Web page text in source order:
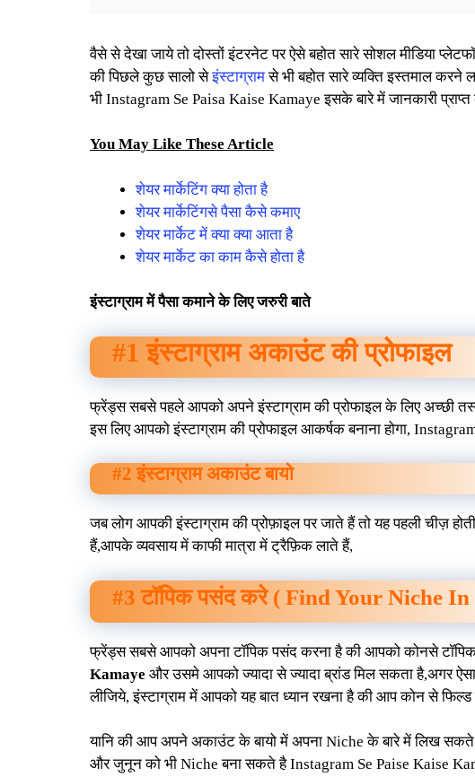
वैसे से देखा जाये तो दोस्तों इंटरनेट पर ऐसे बहोत सारे सोशल मीडिया
की पिछले कुछ सालो सेइंस्टाग्रामसे भी बहोत सारे व्यक्ति इस्तमाल
भी Instagram Se Paisa Kaise Kamaye इसके बारे में जानकारी
You May Like These Article
शेयर मार्केटिंग क्या होता है
शेयर मार्केटिंगसे पैसा कैसे कमाए
शेयर मार्केट में क्या क्या आता है
शेयर मार्केट का काम कैसे होता है
इंस्टाग्राम में पैसा कमाने के लिए जरुरी बाते
#1 इंस्टाग्राम अकाउंट की प्रोफाइल
फ्रेंड्स सबसे पहले आपको अपने इंस्टाग्राम की प्रोफाइल के लिए अच्छी
इस लिए आपको इंस्टाग्राम की प्रोफाइल आकर्षक बनाना होगा,
#2 इंस्टाग्राम अकाउंट बायो
जब लोग आपकी इंस्टाग्राम की प्रोफ़ाइल पर जाते हैं तो यह पहली चीज़
हैं,आपके व्यवसाय में काफी मात्रा में ट्रैफ़िक लाते हैं,
#3 टॉपिक पसंद करे ( Find Your Niche
फ्रेंड्स सबसे आपको अपना टॉपिक पसंद करना है की आपको कोनसे
Kamaye और उसमे आपको ज्यादा से ज्यादा ब्रांड मिल सकता है,अगर
लीजिये, इंस्टाग्राम में आपको यह बात ध्यान रखना है की आप कोन से
यानि की आप अपने अकाउंट के बायो में अपना Niche के बारे में लिख
और जुनून को भी Niche बना सकते है Instagram Se Paise Kaise